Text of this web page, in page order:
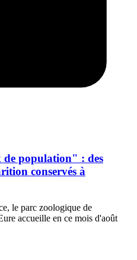
de population" : des
conservés à
le parc zoologique de
accueille en ce mois d'août